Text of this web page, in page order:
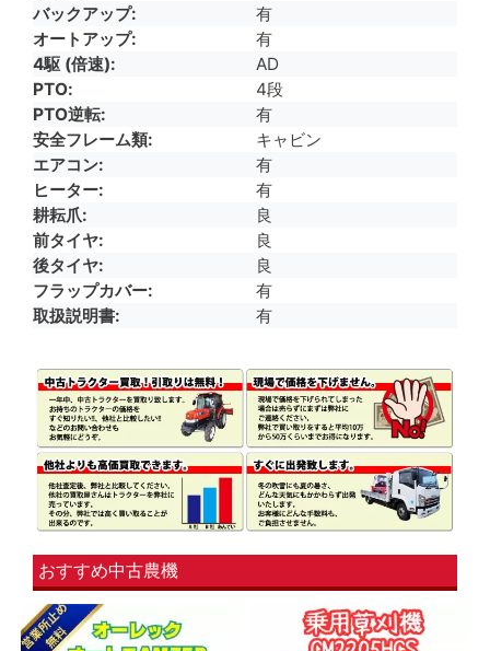
バックアップ
有
オートアップ
有
4駆 (倍速)
AD
PTO
4段
PTO逆転
有
安全フレーム類
キャビン
エアコン
有
ヒーター
有
耕耘爪
良
前タイヤ
良
後タイヤ
良
フラップカバー
有
取扱説明書
有
おすすめ中古農機